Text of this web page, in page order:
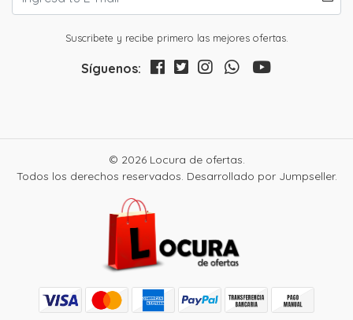
Suscribete y recibe primero las mejores ofertas.
Síguenos:
© 2026 Locura de ofertas.
Todos los derechos reservados. Desarrollado por Jumpseller.